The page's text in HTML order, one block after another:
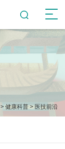
>健康科普>医技前沿